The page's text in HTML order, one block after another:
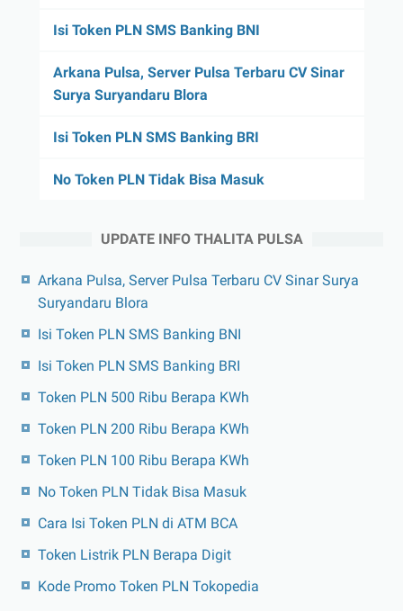
Isi Token PLN SMS Banking BNI
Arkana Pulsa, Server Pulsa Terbaru CV Sinar
Surya Suryandaru Blora
Isi Token PLN SMS Banking BRI
No Token PLN Tidak Bisa Masuk
UPDATE INFO THALITA PULSA
Arkana Pulsa, Server Pulsa Terbaru CV Sinar Surya
Suryandaru Blora
Isi Token PLN SMS Banking BNI
Isi Token PLN SMS Banking BRI
Token PLN 500 Ribu Berapa KWh
Token PLN 200 Ribu Berapa KWh
Token PLN 100 Ribu Berapa KWh
No Token PLN Tidak Bisa Masuk
Cara Isi Token PLN di ATM BCA
Token Listrik PLN Berapa Digit
Kode Promo Token PLN Tokopedia